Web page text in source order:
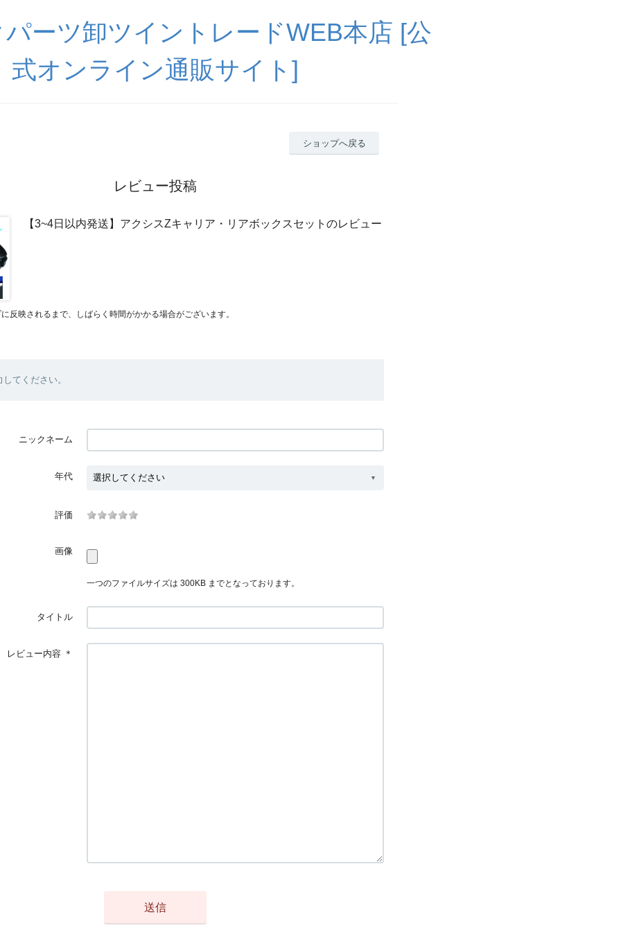
ーツ卸ツイントレードWEB本店 [公
式オンライン通販サイト]
ショップへ戻る
レビュー投稿
【3~4日以内発送】アクシスZキャリア・リアボックスセットのレビュー
反映されるまで、しばらく時間がかかる場合がございます。
てください。
ニックネーム
年代
評価
画像
一つのファイルサイズは 300KB までとなっております。
タイトル
レビュー内容 ＊